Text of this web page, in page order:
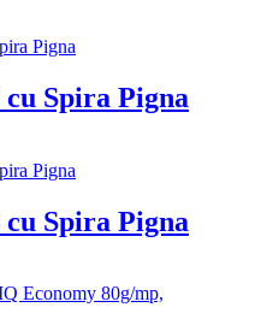
Spira Pigna
Spira Pigna